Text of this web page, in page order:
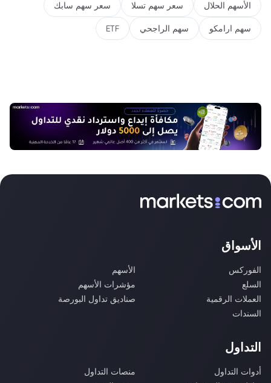
الأسهم الحلال سعر سهم تسلا سعر سهم سابك
سهم ارامكو سهم الراجحي ETF
الأسواق
الفوركس
الأسهم
السلع
مؤشرات الأسهم
العملات الرقمية
صناديق تداول البورصة
السندات
التداول
أدوات التداول
منصات التداول